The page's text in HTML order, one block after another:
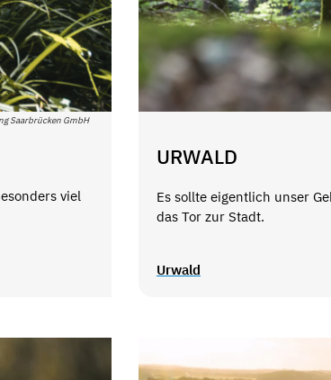
Saarbrücken GmbH
viel
URWALD
Es sollte eigentlich unser
das Tor zur Stadt.
Urwald